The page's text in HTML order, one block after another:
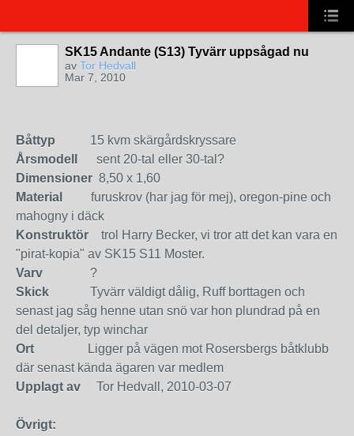
SK15 Andante (S13) Tyvärr uppsågad nu
av Tor Hedvall
Mar 7, 2010
Båttyp 15 kvm skärgårdskryssare
Årsmodell
sent 20-tal eller 30-tal?
Dimensioner 8,50 x 1,60
Material
furuskrov (har jag för mej), oregon-pine och
mahogny i däck
Konstruktör trol Harry Becker, vi tror att det kan vara en
"pirat-kopia" av SK15 S11 Moster.
Varv ?
Skick Tyvärr väldigt dålig, Ruff borttagen och
senast jag såg henne utan snö var hon plundrad på en
del detaljer, typ winchar
Ort Ligger på vägen mot Rosersbergs båtklubb
där senast kända ägaren var medlem
Upplagt av Tor Hedvall, 2010-03-07
Övrigt: